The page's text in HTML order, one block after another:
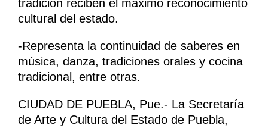
tradición reciben el máximo reconocimiento
cultural del estado.
-Representa la continuidad de saberes en
música, danza, tradiciones orales y cocina
tradicional, entre otras.
CIUDAD DE PUEBLA, Pue.- La Secretaría
de Arte y Cultura del Estado de Puebla,